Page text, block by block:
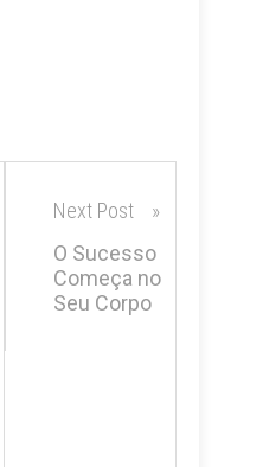
Next Post
O Sucesso
Começa no
Seu Corpo